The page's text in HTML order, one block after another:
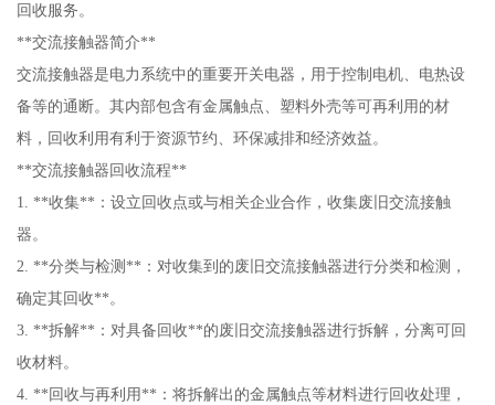
回收服务。
**交流接触器简介**
交流接触器是电力系统中的重要开关电器，用于控制电机、电热设
备等的通断。其内部包含有金属触点、塑料外壳等可再利用的材
料，回收利用有利于资源节约、环保减排和经济效益。
**交流接触器回收流程**
1. **收集**：设立回收点或与相关企业合作，收集废旧交流接触
器。
2. **分类与检测**：对收集到的废旧交流接触器进行分类和检测，
确定其回收**。
3. **拆解**：对具备回收**的废旧交流接触器进行拆解，分离可回
收材料。
4. **回收与再利用**：将拆解出的金属触点等材料进行回收处理，